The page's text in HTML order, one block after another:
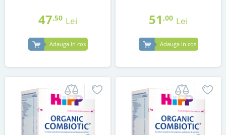
47,50 Lei
Adauga in cos
51 ,00 Lei
Adauga in cos